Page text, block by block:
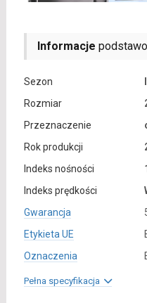
Informacje
Sezon
Rozmiar
Przeznaczenie
Rok produkcji
Indeks nośności
Indeks prędkości
Gwarancja
Etykieta UE
Oznaczenia
Pełna specyfikacja